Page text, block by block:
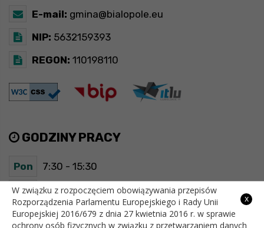
E-mail: gmina@bialopole.eu
NIP: 5632159393
REGON: 110198110
GODZINY PRACY
Pon 7:30 - 15:30
Wt 7:30 - 15:30
Śr 7:30 - 15:30
x
W związku z rozpoczęciem obowiązywania przepisów
Rozporządzenia Parlamentu Europejskiego i Rady Unii
Europejskiej 2016/679 z dnia 27 kwietnia 2016 r. w sprawie
ochrony osób fizycznych w związku z przetwarzaniem danych